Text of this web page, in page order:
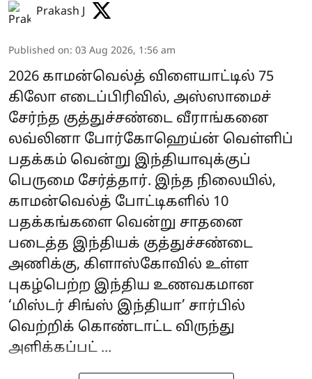
Prakash J
Published on: 03 Aug 2026, 1:56 am
2026 காமன்வெல்த் விளையாட்டில் 75
கிலோ எடைப்பிரிவில், அஸ்ஸாமைச்
சேர்ந்த குத்துச்சண்டை வீராங்கனை
லவ்லினா போர்கோஹெய்ன் வெள்ளிப்
பதக்கம் வென்று இந்தியாவுக்குப்
பெருமை சேர்த்தார். இந்த நிலையில்,
காமன்வெல்த் போட்டிகளில் 10
பதக்கங்களை வென்று சாதனை
படைத்த இந்தியக் குத்துச்சண்டை
அணிக்கு, கிளாஸ்கோவில் உள்ள
புகழ்பெற்ற இந்திய உணவகமான
‘மிஸ்டர் சிங்ஸ் இந்தியா’ சார்பில்
வெற்றிக் கொண்டாட்ட விருந்து
அளிக்கப்பட் ...